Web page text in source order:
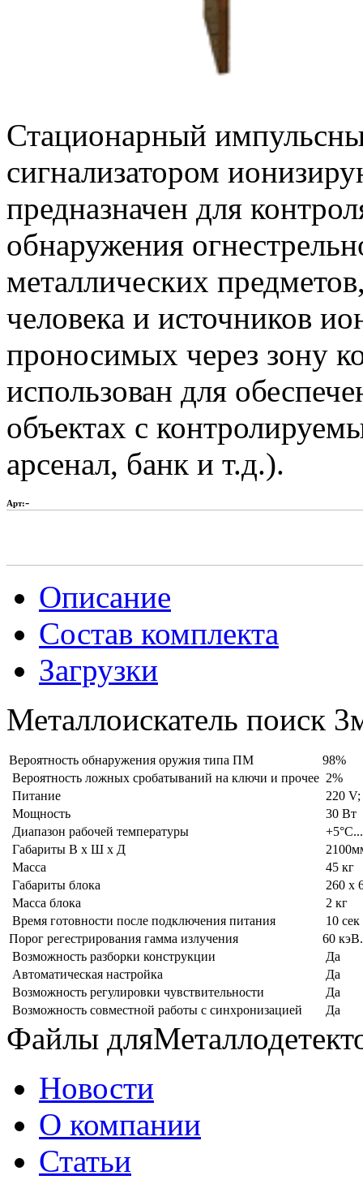
Стационарный
сигнализатором
предназначен для
обнаружения
металлических
человека и источников
проносимых через зону
использован для
объектах с
арсенал, банк и т.д.).
Арт:-
Описание
Состав комплекта
Загрузки
Металлоискатель поиск
Вероятность обнаружения оружия типа ПМ
98%
Вероятность ложных сробатываний на ключи и прочее 2%
Питание
220
Мощность
30 Вт
Диапазон рабочей температуры
Габариты В х Ш х Д
Масса
45 кг
Габариты блока
260 х
Масса блока
2 кг
Время готовности после подключения питания
10 сек
Порог регестрирования гамма излучения
60
Возможность разборки конструкции
Да
Автоматическая настройка
Да
Возможность регулировки чувствительности
Да
Возможность совместной работы с синхронизацией
Да
Файлы
Новости
О компании
Статьи